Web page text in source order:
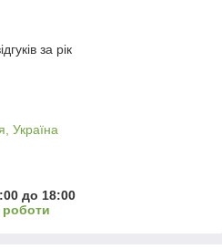
за рік
Україна
до 18:00
роботи